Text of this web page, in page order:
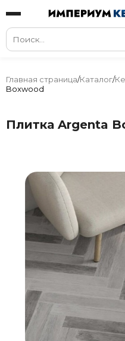
Главная страница/Каталог/
Boxwood
Плитка Argenta